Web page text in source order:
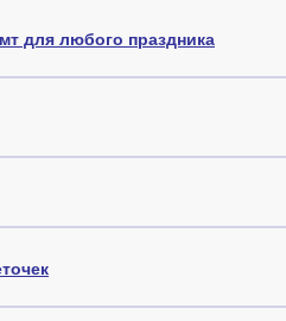
для любого праздника